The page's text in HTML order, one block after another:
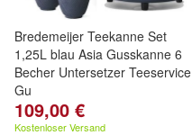
Bredemeijer Teekanne Set
1,25L blau Asia Gusskanne 6
Becher Untersetzer Teeservice
Gu
109,00 €
Kostenloser Versand